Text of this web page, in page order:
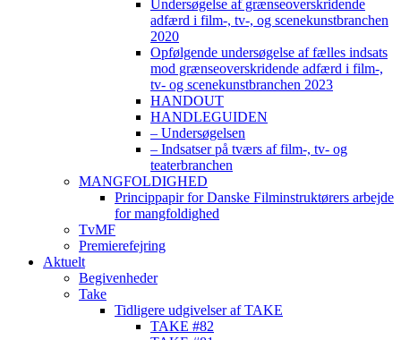
Undersøgelse af grænseoverskridende
adfærd i film-, tv-, og scenekunstbranchen
2020
Opfølgende undersøgelse af fælles indsats
mod grænseoverskridende adfærd i film-,
tv- og scenekunstbranchen 2023
HANDOUT
HANDLEGUIDEN
– Undersøgelsen
– Indsatser på tværs af film-, tv- og
teaterbranchen
MANGFOLDIGHED
Princippapir for Danske Filminstruktørers arbejde
for mangfoldighed
TvMF
Premierefejring
Aktuelt
Begivenheder
Take
Tidligere udgivelser af TAKE
TAKE #82